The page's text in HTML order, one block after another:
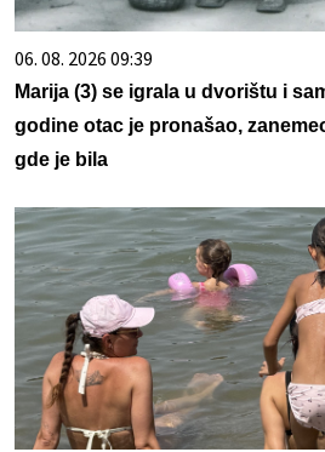
06. 08. 2026 09:39
Marija (3) se igrala u dvorištu i
godine otac je pronašao,
gde je bila